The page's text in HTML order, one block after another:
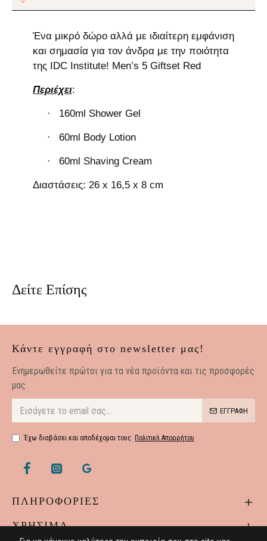
Ένα μικρό δώρο αλλά με ιδιαίτερη εμφάνιση
και σημασία για τον άνδρα με την ποιότητα
της IDC Institute! Men’s 5 Giftset Red
Περιέχει:
· 160ml Shower Gel
· 60ml Body Lotion
·
60ml Shaving Cream
Διαστάσεις: 26 x 16,5 x 8 cm
Δείτε Επίσης
Κάντε εγγραφή στο newsletter μας!
Eνημερωθείτε πρώτοι για τα νέα προϊόντα και τις προσφορές
μας.
ΕΓΓΡΑΦΗ
Έχω διαβάσει και αποδέχομαι τους Πολιτική Απορρήτου
ΠΛΗΡΟΦΟΡΙΕΣ
ΧΡΗΣΙΜΑ